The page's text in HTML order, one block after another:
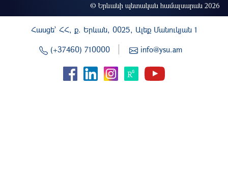
© Երևանի պետական համալսարան 2026
Հասցե` ՀՀ, ք. Երևան, 0025, Ալեք Մանուկյան 1
(+37460) 710000
info@ysu.am